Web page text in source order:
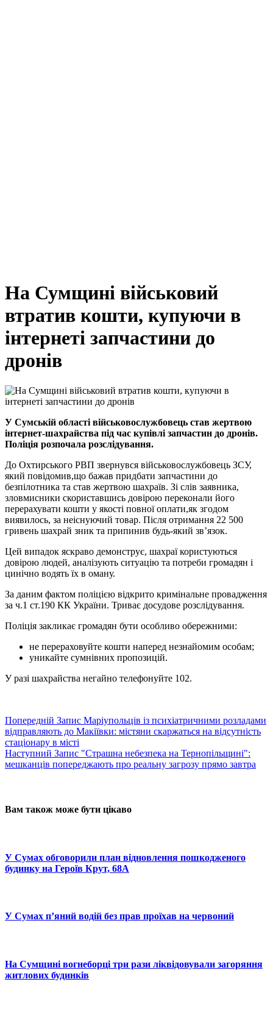
На Сумщині військовий
втратив кошти, купуючи в
інтернеті запчастини до
дронів
У Сумській області військовослужбовець став жертвою
інтернет-шахрайства під час купівлі запчастин до дронів.
Поліція розпочала розслідування.
До Охтирського РВП звернувся військовослужбовець ЗСУ,
який повідомив,що бажав придбати запчастини до
безпілотника та став жертвою шахраїв. Зі слів заявника,
зловмисники скориставшись довірою переконали його
перерахувати кошти у якості повної оплати,як згодом
виявилось, за неіснуючий товар. Після отримання 22 500
гривень шахрай зник та припинив будь-який зв’язок.
Цей випадок яскраво демонструє, шахраї користуються
довірою людей, аналізують ситуацію та потреби громадян і
цинічно водять їх в оману.
За даним фактом поліцією відкрито кримінальне провадження
за ч.1 ст.190 КК України. Триває досудове розслідування.
Поліція закликає громадян бути особливо обережними:
не перераховуйте кошти наперед незнайомим особам;
уникайте сумнівних пропозицій.
У разі шахрайства негайно телефонуйте 102.
Попередній Запис Маріупольців із психіатричними розладами
відправляють до Макіївки: містяни скаржаться на відсутність
стаціонару в місті
Наступний Запис "Страшна небезпека на Тернопільщині":
мешканців попереджають про реальну загрозу прямо завтра
Вам також може бути цікаво
У Сумах обговорили план відновлення пошкодженого
будинку на Героїв Крут, 68А
У Сумах п’яний водій без прав проїхав на червоний
На Сумщині вогнеборці три рази ліквідовували загоряння
житлових будинків